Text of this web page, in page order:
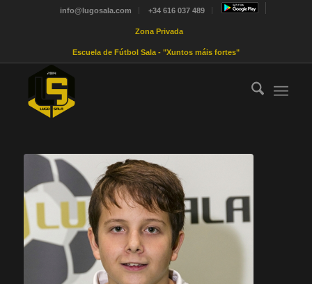
info@lugosala.com +34 616 037 489
Zona Privada
Escuela de Fútbol Sala - "Xuntos máis fortes"